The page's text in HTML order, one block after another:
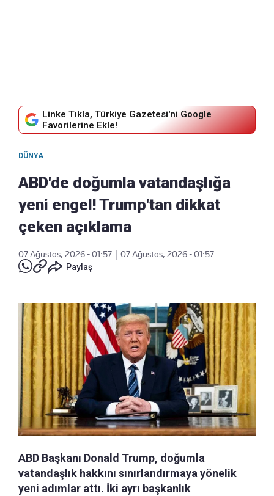
Linke Tıkla, Türkiye Gazetesi'ni Google
Favorilerine Ekle!
DÜNYA
ABD'de doğumla vatandaşlığa
yeni engel! Trump'tan dikkat
çeken açıklama
07 Ağustos, 2026 - 01:57
07 Ağustos, 2026 - 01:57
Paylaş
ABD Başkanı Donald Trump, doğumla
vatandaşlık hakkını sınırlandırmaya yönelik
yeni adımlar attı. İki ayrı başkanlık